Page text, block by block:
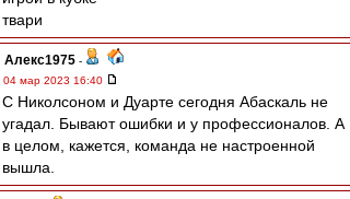
твари
Алекс1975 -
04 мар 2023 16:40
С Николсоном и Дуарте сегодня Абаскаль не
угадал. Бывают ошибки и у профессионалов. А
в целом, кажется, команда не настроенной
вышла.